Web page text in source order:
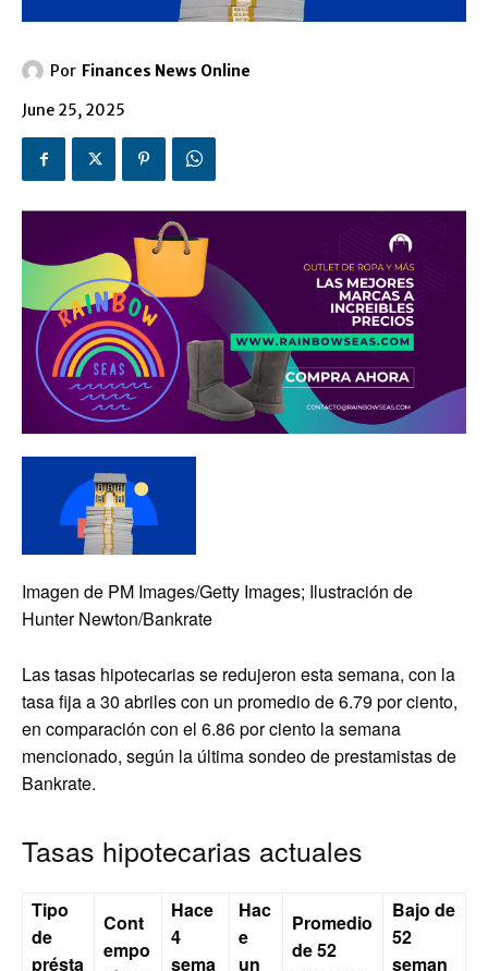
Por Finances News Online
June 25, 2025
Imagen de PM Images/Getty Images; Ilustración de
Hunter Newton/Bankrate
Las tasas hipotecarias se redujeron esta semana, con la
tasa fija a 30 abriles con un promedio de 6.79 por ciento,
en comparación con el 6.86 por ciento la semana
mencionado, según la última sondeo de prestamistas de
Bankrate.
Tasas hipotecarias actuales
Tipo
de
présta
Cont
empo
Hace
4
sema
Hac
e
un
Promedio
de 52
Bajo de
52
seman